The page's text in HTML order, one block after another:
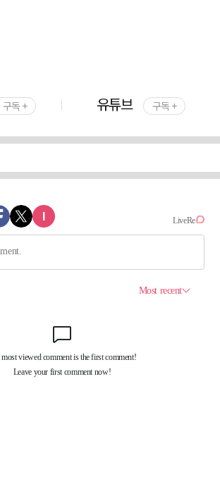
구독 + 유튜브 구독 +